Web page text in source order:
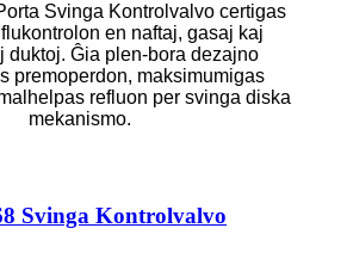
Svinga Kontrolvalvo certigas
en naftaj, gasaj kaj
duktoj. Ĝia plen-bora dezajno
premoperdon, maksimumigas
refluon per svinga diska
mekanismo.
Svinga Kontrolvalvo